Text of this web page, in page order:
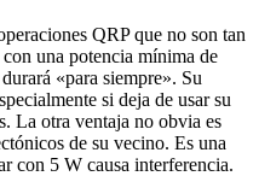
QRP que no son tan
una potencia mínima de
«para siempre». Su
si deja de usar su
La otra ventaja no obvia es
de su vecino. Es una
con 5 W causa interferencia.